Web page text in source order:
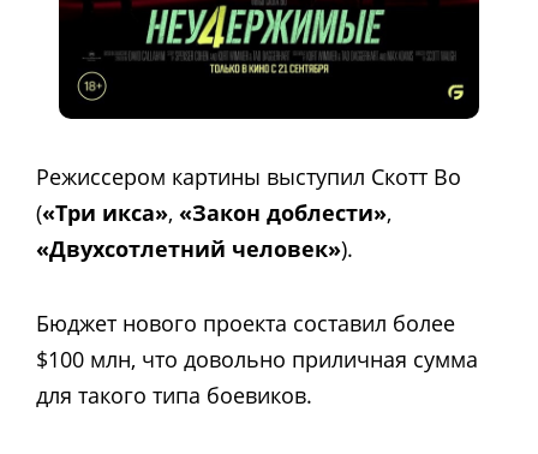
Режиссером картины выступил Скотт Во
(«Три икса», «Закон доблести»,
«Двухсотлетний человек»).
Бюджет нового проекта составил более
$100 млн, что довольно приличная сумма
для такого типа боевиков.